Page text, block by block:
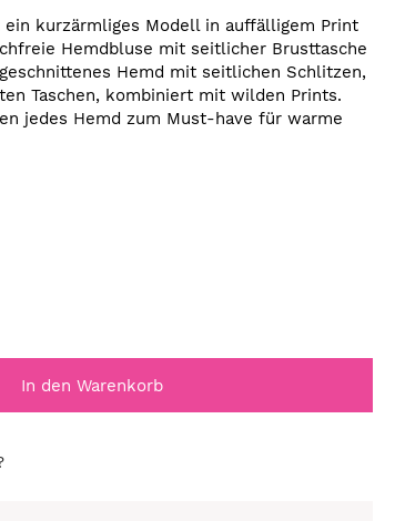
kurzärmliges Modell in auffälligem Print
Hemdbluse mit seitlicher Brusttasche
Hemd mit seitlichen Schlitzen,
Taschen, kombiniert mit wilden Prints.
jedes Hemd zum Must-have für warme
In den Warenkorb